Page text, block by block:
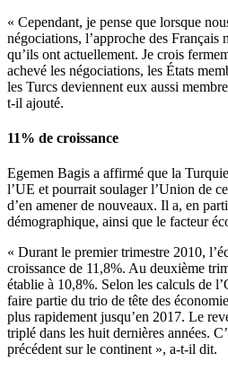
« Cependant, je pense que lorsque
négociations, l’approche des Français
qu’ils ont actuellement. Je crois
achevé les négociations, les États
les Turcs deviennent eux aussi
t-il ajouté.
11% de croissance
Egemen Bagis a affirmé que la
l’UE et pourrait soulager l’Union de
d’en amener de nouveaux. Il a, en
démographique, ainsi que le facteur
« Durant le premier trimestre 2010,
croissance de 11,8%. Au deuxième
établie à 10,8%. Selon les calculs de
faire partie du trio de tête des
plus rapidement jusqu’en 2017. Le
triplé dans les huit dernières années.
précédent sur le continent », a-t-il dit.